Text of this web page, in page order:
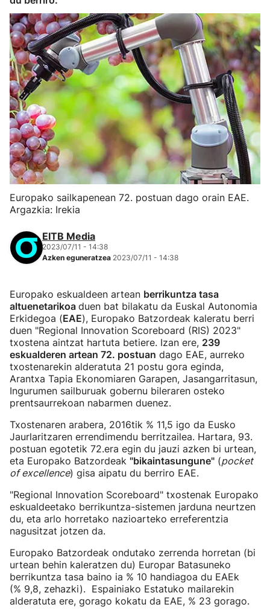
Europako sailkapenean 72. postuan dago orain EAE.
Argazkia: Irekia
EITB Media
2023/07/11 - 14:38
Azken eguneratzea 2023/07/11 - 14:38
Europako eskualdeen artean berrikuntza tasa
altuenetarikoa duen bat bilakatu da Euskal Autonomia
Erkidegoa (EAE), Europako Batzordeak kaleratu berri
duen "Regional Innovation Scoreboard (RIS) 2023"
txostena aintzat hartuta betiere. Izan ere, 239
eskualderen artean 72. postuan dago EAE, aurreko
txostenarekin alderatuta 21 postu gora eginda,
Arantxa Tapia Ekonomiaren Garapen, Jasangarritasun,
Ingurumen sailburuak gobernu bileraren osteko
prentsaurrekoan nabarmen duenez.
Txostenaren arabera, 2016tik % 11,5 igo da Eusko
Jaurlaritzaren errendimendu berritzailea. Hartara, 93.
postuan egotetik 72.era egin du jauzi azken bi urtean,
eta Europako Batzordeak "bikaintasungune" (pocket
of excellence) gisa aipatu du berriro EAE.
"Regional Innovation Scoreboard" txostenak Europako
eskualdeetako berrikuntza-sistemen jarduna neurtzen
du, eta arlo horretako nazioarteko erreferentzia
nagusitzat jotzen da.
Europako Batzordeak ondutako zerrenda horretan (bi
urtean behin kaleratzen du) Europar Batasuneko
berrikuntza tasa baino ia % 10 handiagoa du EAEk
(% 9,8, zehazki). Espainiako Estatuko mailarekin
alderatuta ere, gorago kokatu da EAE, % 23 gorago.